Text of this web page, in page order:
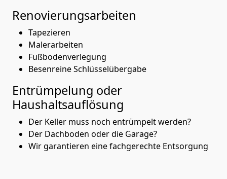
Renovierungsarbeiten
Tapezieren
Malerarbeiten
Fußbodenverlegung
Besenreine Schlüsselübergabe
Entrümpelung oder
Haushaltsauflösung
Der Keller muss noch entrümpelt werden?
Der Dachboden oder die Garage?
Wir garantieren eine fachgerechte Entsorgung